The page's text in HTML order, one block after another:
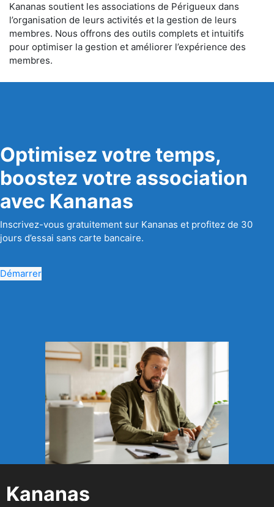
Kananas soutient les associations de Périgueux dans
l’organisation de leurs activités et la gestion de leurs
membres. Nous offrons des outils complets et intuitifs
pour optimiser la gestion et améliorer l’expérience des
membres.
Optimisez votre temps,
boostez votre association
avec Kananas
Inscrivez-vous gratuitement sur Kananas et profitez de 30
jours d’essai sans carte bancaire.
Démarrer
Kananas